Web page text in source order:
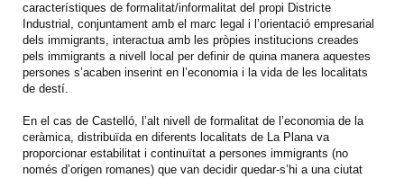
característiques de formalitat/informalitat del propi Districte
Industrial, conjuntament amb el marc legal i l’orientació empresarial
dels immigrants, interactua amb les pròpies institucions creades
pels immigrants a nivell local per definir de quina manera aquestes
persones s’acaben inserint en l’economia i la vida de les localitats
de destí.
En el cas de Castelló, l’alt nivell de formalitat de l’economia de la
ceràmica, distribuïda en diferents localitats de La Plana va
proporcionar estabilitat i continuïtat a persones immigrants (no
només d’origen romanes) que van decidir quedar-s’hi a una ciutat